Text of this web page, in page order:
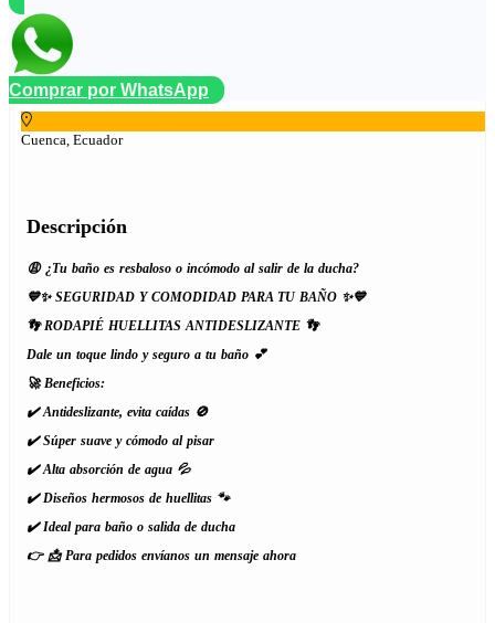
Comprar por WhatsApp
Cuenca, Ecuador
Descripción
😩 ¿Tu baño es resbaloso o incómodo al salir de la ducha?
💙✨ SEGURIDAD Y COMODIDAD PARA TU BAÑO ✨💙
👣 RODAPIÉ HUELLITAS ANTIDESLIZANTE 👣
Dale un toque lindo y seguro a tu baño 💕
🚀 Beneficios:
✔️ Antideslizante, evita caídas 🚫
✔️ Súper suave y cómodo al pisar
✔️ Alta absorción de agua 💦
✔️ Diseños hermosos de huellitas 🐾
✔️ Ideal para baño o salida de ducha
👉 📩 Para pedidos envíanos un mensaje ahora